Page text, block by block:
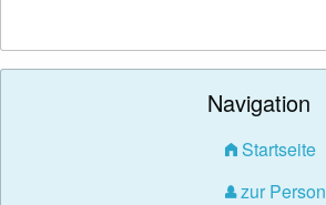
Navigation
Startseite
zur Person